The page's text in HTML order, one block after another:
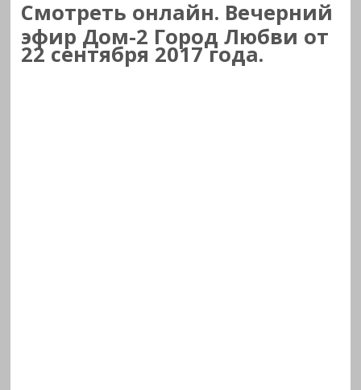
Смотреть онлайн. Вечерний
эфир Дом-2 Город Любви от
22 сентября 2017 года.